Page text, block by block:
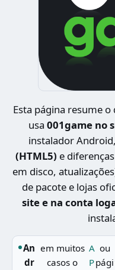
Esta página resume
usa 001game no
instalador
(HTML5) e
em disco,
de pacote e lojas
site e na conta
An
dr
em muitos
casos o
A
P
ou
pági